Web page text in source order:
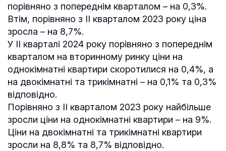
порівняно з попереднім кварталом – на 0,3%.
Втім, порівняно з ІІ кварталом 2023 року ціна
зросла – на 8,7%.
У ІІ кварталі 2024 року порівняно з попереднім
кварталом на вторинному ринку ціни на
однокімнатні квартири скоротилися на 0,4%, а
на двокімнатні та трикімнатні – на 0,1% та 0,3%
відповідно.
Порівняно з ІІ кварталом 2023 року найбільше
зросли ціни на однокімнатні квартири – на 9%.
Ціни на двокімнатні та трикімнатні квартири
зросли на 8,8% та 8,7% відповідно.